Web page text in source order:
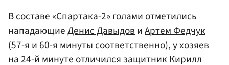
В составе «Спартака-2» голами отметились
нападающиеДенис ДавыдовиАртем Федчук
(57-я и 60-я минуты соответственно), у хозяев
на 24-й минуте отличился защитникКирилл